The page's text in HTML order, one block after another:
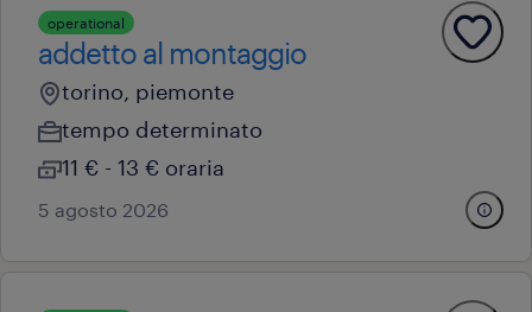
operational
addetto al montaggio
torino, piemonte
tempo determinato
11 € - 13 € oraria
5 agosto 2026